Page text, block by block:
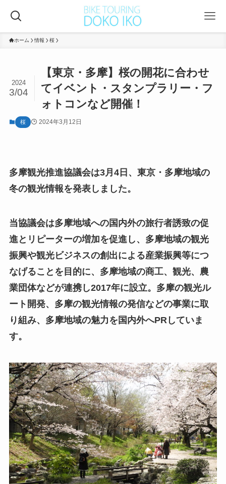
ホーム 情報 桜
【東京・多摩】桜の開花に合わせ
てイベント・スタンプラリー・フ
ォトコンなど開催！
2024
3/04
桜 2024年3月12日
多摩観光推進協議会は3月4日、東京・多摩地域の
冬の観光情報を発表しました。
当協議会は多摩地域への国内外の旅行者誘致の促
進とリピーターの増加を促進し、多摩地域の観光
振興や観光ビジネスの創出による産業振興等につ
なげることを目的に、多摩地域の商工、観光、農
業団体などが連携し2017年に設立。多摩の観光ル
ート開発、多摩の観光情報の発信などの事業に取
り組み、多摩地域の魅力を国内外へPRしていま
す。